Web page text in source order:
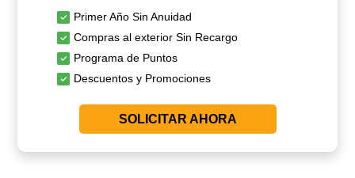
Primer Año Sin Anuidad
Compras al exterior Sin Recargo
Programa de Puntos
Descuentos y Promociones
SOLICITAR AHORA